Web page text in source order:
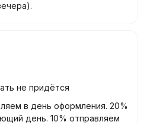
не придётся
в день оформления. 20%
день. 10% отправляем